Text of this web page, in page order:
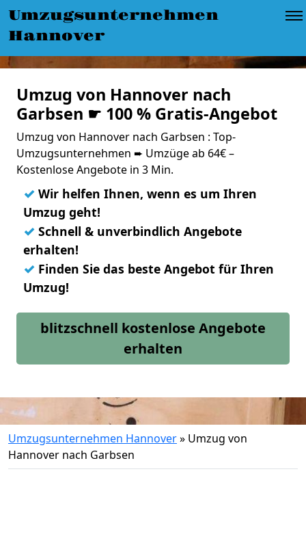
Umzugsunternehmen
Hannover
Umzug von Hannover nach
Garbsen ☛ 100 % Gratis-Angebot
Umzug von Hannover nach Garbsen : Top-
Umzugsunternehmen ➨ Umzüge ab 64€ –
Kostenlose Angebote in 3 Min.
✓ Wir helfen Ihnen, wenn es um Ihren
Umzug geht!
✓ Schnell & unverbindlich Angebote
erhalten!
✓ Finden Sie das beste Angebot für Ihren
Umzug!
blitzschnell kostenlose Angebote
erhalten
Umzugsunternehmen Hannover» Umzug von
Hannover nach Garbsen